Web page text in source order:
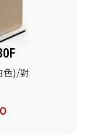
色)/對